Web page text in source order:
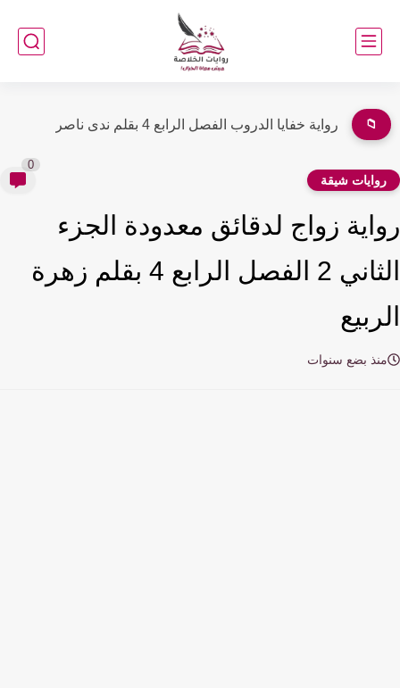
📁
شيقة
زواج لدقائق معدودة الجزء
الثاني 2 الفصل الرابع 4 بقلم زهرة
بضع سنوات